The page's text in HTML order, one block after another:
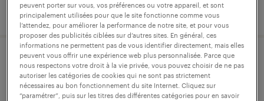
publié le 4 août 2026
conditionneur (f/h)
clamecy, nièvre
peuvent porter sur vous, vos préférences ou votre appareil, et sont
principalement utilisées pour que le site fonctionne comme vous
l’attendez, pour améliorer la performance de notre site, et pour vous
proposer des publicités ciblées sur d’autres sites. En général, ces
informations ne permettent pas de vous identifier directement, mais elles
peuvent vous offrir une expérience web plus personnalisée. Parce que
nous respectons votre droit à la vie privée, vous pouvez choisir de ne pas
autoriser les catégories de cookies qui ne sont pas strictement
nécessaires au bon fonctionnement du site Internet. Cliquez sur
“paramétrer”, puis sur les titres des différentes catégories pour en savoir